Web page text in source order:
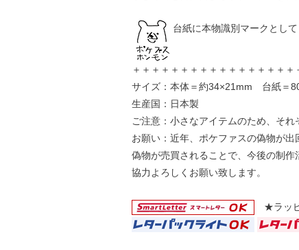
台紙に本物識別マークとし
＋＋＋＋＋＋＋＋＋＋＋＋＋＋＋＋＋
サイズ：本体＝約34×21mm 台紙＝
生産国：日本製
ご注意：小さなアイテムのため、そ
お願い：近年、ポケファスの偽物が出
偽物が売買されることで、今後の制
協力よろしくお願い致します。
★ラッピ